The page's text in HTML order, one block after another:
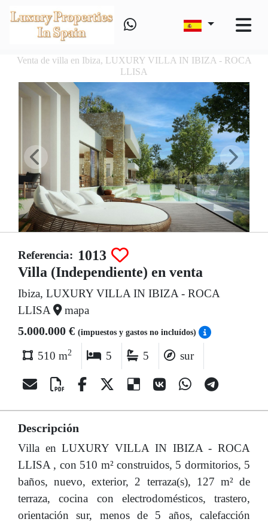
Venta de villa en Ibiza, LUXURY VILLA IN IBIZA - ROCA
LLISA
Referencia: 1013
Villa (Independiente) en venta
Ibiza, LUXURY VILLA IN IBIZA - ROCA
LLISA
mapa
5.000.000 € (impuestos y gastos no incluídos)
510 m2 5 5 sur
Descripción
Villa en LUXURY VILLA IN IBIZA - ROCA
LLISA , con 510 m² construidos, 5 dormitorios, 5
baños, nuevo, exterior, 2 terraza(s), 127 m² de
terraza, cocina con electrodomésticos, trastero,
orientación sur, menos de 5 años, calefacción